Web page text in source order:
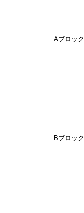
Aブロック
Bブロック